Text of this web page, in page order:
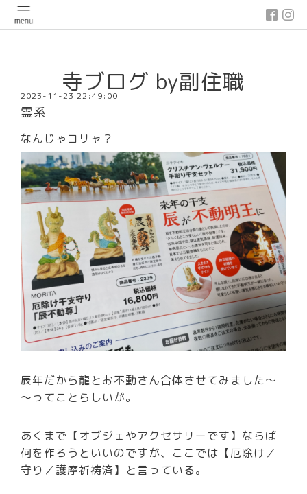
google-site-verification: google03647e12badb45de.html
寺ブログ by副住職
2023-11-23 22:49:00
霊系
なんじゃコリャ？
辰年だから龍とお不動さん合体させてみました～
～ってことらしいが。
あくまで【オブジェやアクセサリーです】ならば
何を作ろうといいのですが、ここでは【厄除け／
守り／護摩祈祷済】と言っている。